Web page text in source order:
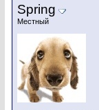
Spring
Местный